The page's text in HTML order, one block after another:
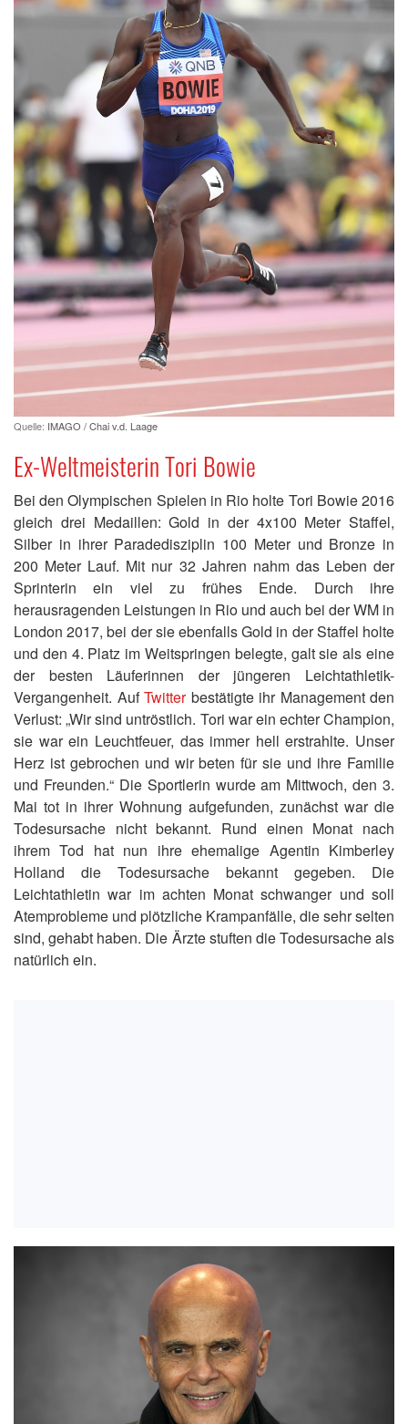
Quelle: IMAGO / Chai v.d. Laage
Ex-Weltmeisterin Tori Bowie
Bei den Olympischen Spielen in Rio holte Tori Bowie 2016
gleich drei Medaillen: Gold in der 4x100 Meter Staffel,
Silber in ihrer Paradedisziplin 100 Meter und Bronze in
200 Meter Lauf. Mit nur 32 Jahren nahm das Leben der
Sprinterin ein viel zu frühes Ende. Durch ihre
herausragenden Leistungen in Rio und auch bei der WM in
London 2017, bei der sie ebenfalls Gold in der Staffel holte
und den 4. Platz im Weitspringen belegte, galt sie als eine
der besten Läuferinnen der jüngeren Leichtathletik-
Vergangenheit. AufTwitterbestätigte ihr Management den
Verlust: „Wir sind untröstlich. Tori war ein echter Champion,
sie war ein Leuchtfeuer, das immer hell erstrahlte. Unser
Herz ist gebrochen und wir beten für sie und ihre Familie
und Freunden.“ Die Sportlerin wurde am Mittwoch, den 3.
Mai tot in ihrer Wohnung aufgefunden, zunächst war die
Todesursache nicht bekannt. Rund einen Monat nach
ihrem Tod hat nun ihre ehemalige Agentin Kimberley
Holland die Todesursache bekannt gegeben. Die
Leichtathletin war im achten Monat schwanger und soll
Atemprobleme und plötzliche Krampanfälle, die sehr selten
sind, gehabt haben. Die Ärzte stuften die Todesursache als
natürlich ein.